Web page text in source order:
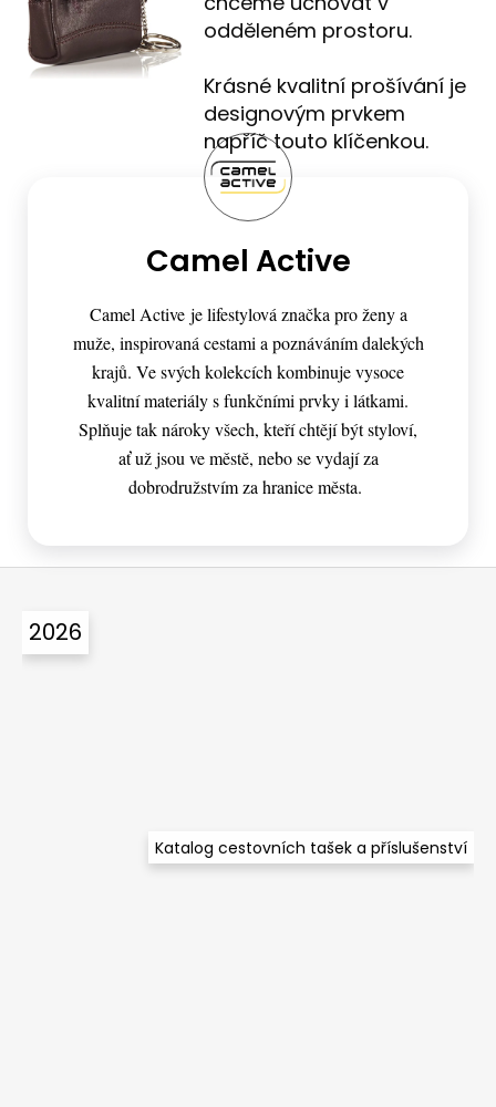
odděleném prostoru.
Krásné kvalitní prošívání je
designovým prvkem
napříč touto klíčenkou.
Camel Active
Camel Active je lifestylová značka pro ženy a
muže, inspirovaná cestami a poznáváním dalekých
krajů. Ve svých kolekcích kombinuje vysoce
kvalitní materiály s funkčními prvky i látkami.
Splňuje tak nároky všech, kteří chtějí být styloví,
ať už jsou ve městě, nebo se vydají za
dobrodružstvím za hranice města.
Z
2026
Katalog cestovních tašek a příslušenství